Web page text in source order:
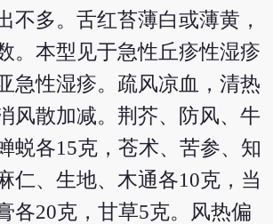
不多。舌红苔薄白或薄黄，
。本型见于急性丘疹性湿疹
急性湿疹。疏风凉血，清热
风散加减。荆芥、防风、牛
蜕各15克，苍术、苦参、知
仁、生地、木通各10克，当
各20克，甘草5克。风热偏